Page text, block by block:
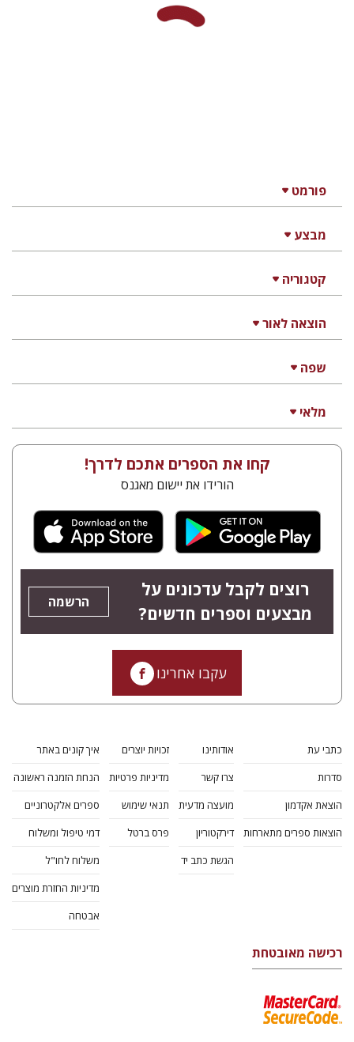
פורמט
מבצע
קטגוריה
הוצאה לאור
שפה
מלאי
קחו את הספרים אתכם לדרך!
הורידו את יישום מאגנס
רוצים לקבל עדכונים על
מבצעים וספרים חדשים?
הרשמה
עקבו אחרינו
כתבי עת
סדרות
הוצאת אקדמון
הוצאות ספרים מתארחות
אודותינו
צרו קשר
מועצה מדעית
דירקטוריון
הגשת כתב יד
זכויות יוצרים
מדיניות פרטיות
תנאי שימוש
פרס ברטל
איך קונים באתר
הנחת הזמנה ראשונה
ספרים אלקטרוניים
דמי טיפול ומשלוח
משלוח לחו"ל
מדיניות החזרת מוצרים
אבטחה
רכישה מאובטחת